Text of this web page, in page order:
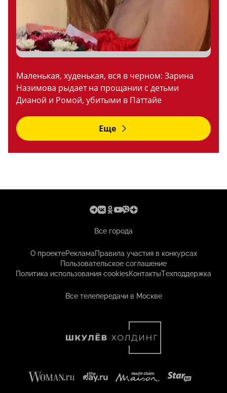
Маленькая, худенькая, вся в черном: Зарина
Назимова рыдает на прощании с детьми
Дианой и Ромой, убитыми в Паттайе
Еще
Все города
О проектеРекламаПравила участия в конкурсах
Пользовательское соглашение
Политика использования cookiesКонтактыТехподдержка
Все телепередачи в Москве